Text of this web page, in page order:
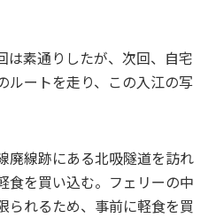
は素通りしたが、次回、自宅
ルートを走り、この入江の写
廃線跡にある北吸隧道を訪れ
食を買い込む。フェリーの中
られるため、事前に軽食を買